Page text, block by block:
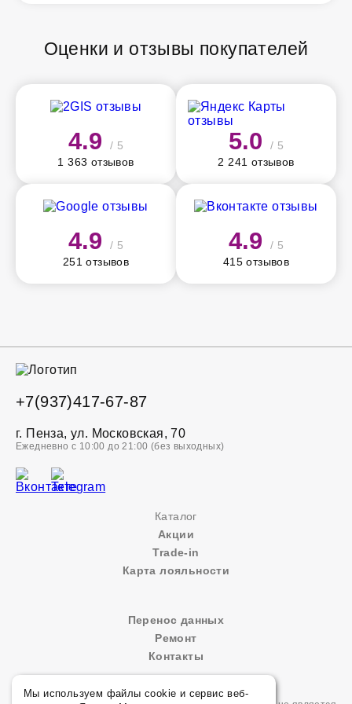
Оценки и отзывы покупателей
4.9/ 5
1 363 отзывов
5.0/ 5
2 241 отзывов
4.9/ 5
251 отзывов
4.9/ 5
415 отзывов
+7(937)417-67-87
г. Пенза, ул. Московская, 70
Ежедневно с 10:00 до 21:00 (без выходных)
Каталог
Акции
Trade-in
Карта лояльности
Перенос данных
Ремонт
Контакты
Мы используем файлы cookie и сервис веб-